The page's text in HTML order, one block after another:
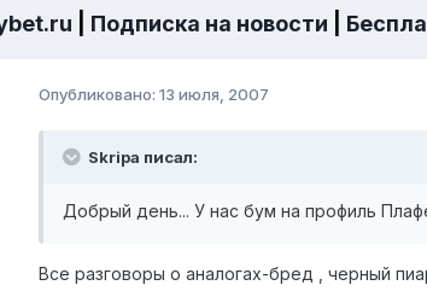
Подписка на новости
Опубликовано: 13 июля, 2007
Skripa писал:
Добрый день... У нас бум на профиль
Все разговоры о аналогах-бред , черный